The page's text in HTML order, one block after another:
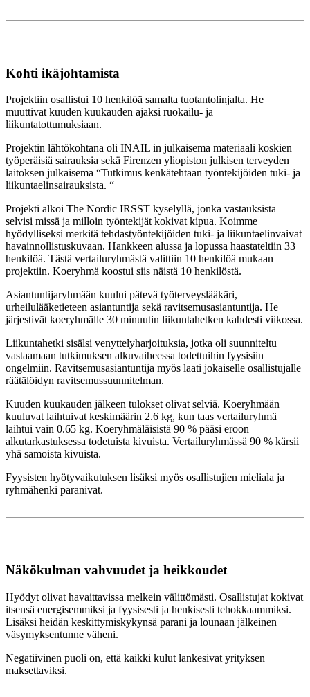
Kohti ikäjohtamista
Projektiin osallistui 10 henkilöä samalta tuotantolinjalta. He
muuttivat kuuden kuukauden ajaksi ruokailu- ja
liikuntatottumuksiaan.
Projektin lähtökohtana oli INAIL in julkaisema materiaali koskien
työperäisiä sairauksia sekä Firenzen yliopiston julkisen terveyden
laitoksen julkaisema “Tutkimus kenkätehtaan työntekijöiden tuki- ja
liikuntaelinsairauksista. “
Projekti alkoi The Nordic IRSST kyselyllä, jonka vastauksista
selvisi missä ja milloin työntekijät kokivat kipua. Koimme
hyödylliseksi merkitä tehdastyöntekijöiden tuki- ja liikuntaelinvaivat
havainnollistuskuvaan. Hankkeen alussa ja lopussa haastateltiin 33
henkilöä. Tästä vertailuryhmästä valittiin 10 henkilöä mukaan
projektiin. Koeryhmä koostui siis näistä 10 henkilöstä.
Asiantuntijaryhmään kuului pätevä työterveyslääkäri,
urheilulääketieteen asiantuntija sekä ravitsemusasiantuntija. He
järjestivät koeryhmälle 30 minuutin liikuntahetken kahdesti viikossa.
Liikuntahetki sisälsi venyttelyharjoituksia, jotka oli suunniteltu
vastaamaan tutkimuksen alkuvaiheessa todettuihin fyysisiin
ongelmiin. Ravitsemusasiantuntija myös laati jokaiselle osallistujalle
räätälöidyn ravitsemussuunnitelman.
Kuuden kuukauden jälkeen tulokset olivat selviä. Koeryhmään
kuuluvat laihtuivat keskimäärin 2.6 kg, kun taas vertailuryhmä
laihtui vain 0.65 kg. Koeryhmäläisistä 90 % pääsi eroon
alkutarkastuksessa todetuista kivuista. Vertailuryhmässä 90 % kärsii
yhä samoista kivuista.
Fyysisten hyötyvaikutuksen lisäksi myös osallistujien mieliala ja
ryhmähenki paranivat.
Näkökulman vahvuudet ja heikkoudet
Hyödyt olivat havaittavissa melkein välittömästi. Osallistujat kokivat
itsensä energisemmiksi ja fyysisesti ja henkisesti tehokkaammiksi.
Lisäksi heidän keskittymiskykynsä parani ja lounaan jälkeinen
väsymyksentunne väheni.
Negatiivinen puoli on, että kaikki kulut lankesivat yrityksen
maksettaviksi.